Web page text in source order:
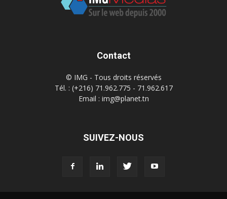
Contact
© IMG - Tous droits réservés
Tél. : (+216) 71.962.775 - 71.962.617
Email : img@planet.tn
SUIVEZ-NOUS